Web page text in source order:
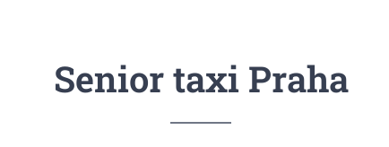
Senior taxi Praha